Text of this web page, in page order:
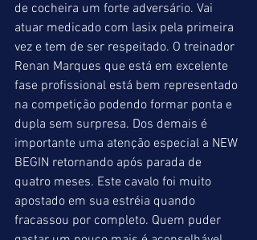
de cocheira um forte adversário. Vai
atuar medicado com lasix pela primeira
vez e tem de ser respeitado. O treinador
Renan Marques que está em excelente
fase profissional está bem representado
na competição podendo formar ponta e
dupla sem surpresa. Dos demais é
importante uma atenção especial a NEW
BEGIN retornando após parada de
quatro meses. Este cavalo foi muito
apostado em sua estréia quando
fracassou por completo. Quem puder